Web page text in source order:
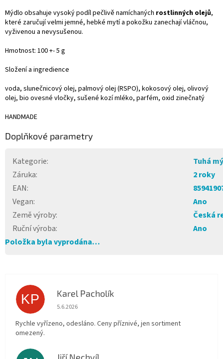
Mýdlo obsahuje vysoký podíl pečlivě namíchaných rostlinných olejů,
které zaručují velmi jemné, hebké mytí a pokožku zanechají vláčnou,
vyživenou a nevysušenou.
Hmotnost: 100 +- 5 g
Složení a ingredience
voda, slunečnicový olej, palmový olej (RSPO), kokosový olej, olivový
olej, bio ovesné vločky, sušené kozí mléko, parfém, oxid zinečnatý
HANDMADE
Doplňkové parametry
Kategorie:
Tuhá
Záruka:
2 roky
EAN:
Vegan:
Ano
Země výroby:
Česká
Ruční výroba:
Ano
Položka byla vyprodána…
KP Karel Pacholík
Hodnocení obchodu je 4 z 5 hvězdiček.
5.6.2026
Rychle vyřízeno, odesláno. Ceny příznivé, jen sortiment
omezený.